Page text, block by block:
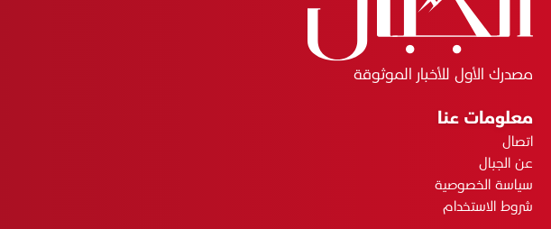
مصدرك الأول للأخبار الموثوقة
معلومات عنا
اتصال
عن الجبال
سياسة الخصوصية
شروط الاستخدام